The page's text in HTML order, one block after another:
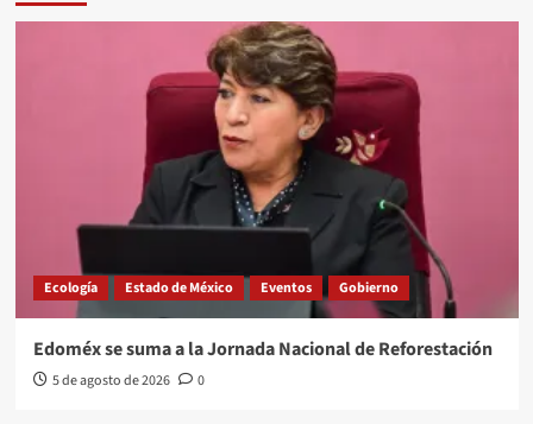
Ecología Estado de México Eventos Gobierno
Edoméx se suma a la Jornada Nacional de Reforestación
5 de agosto de 2026 0